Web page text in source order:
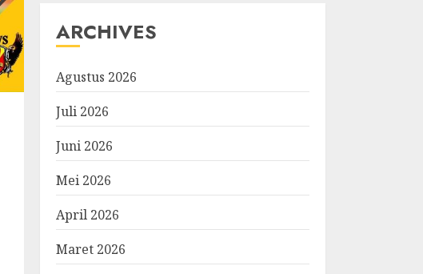
ARCHIVES
Agustus 2026
Juli 2026
Juni 2026
Mei 2026
April 2026
Maret 2026